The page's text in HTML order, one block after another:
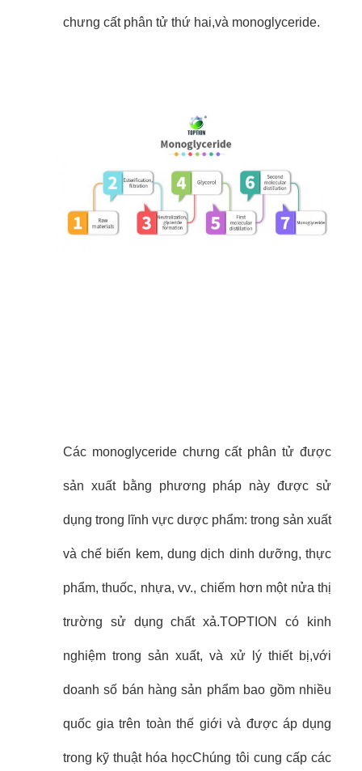
chưng cất phân tử thứ hai,và monoglyceride.
Các monoglyceride chưng cất phân tử được
sản xuất bằng phương pháp này được sử
dụng trong lĩnh vực dược phẩm: trong sản xuất
và chế biến kem, dung dịch dinh dưỡng, thực
phẩm, thuốc, nhựa, vv., chiếm hơn một nửa thị
trường sử dụng chất xả.TOPTION có kinh
nghiệm trong sản xuất, và xử lý thiết bị,với
doanh số bán hàng sản phẩm bao gồm nhiều
quốc gia trên toàn thế giới và được áp dụng
trong kỹ thuật hóa họcChúng tôi cung cấp các